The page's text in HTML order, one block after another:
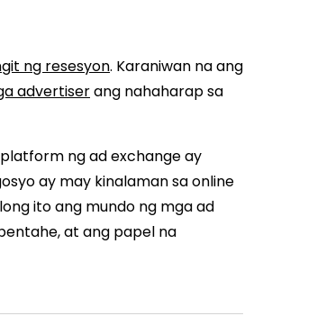
ng resesyon. Karaniwan na ang
advertiserang nahaharap sa
ng ad exchange ay
ay may kinalaman sa online
ito ang mundo ng mga ad
at ang papel na